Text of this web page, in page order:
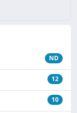
ND
12
10